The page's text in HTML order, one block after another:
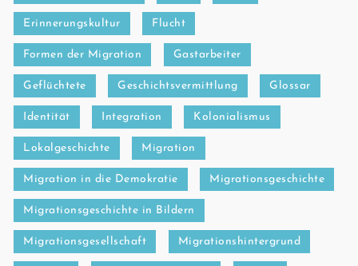
Erinnerungskultur Flucht
Formen der Migration Gastarbeiter
Geflüchtete Geschichtsvermittlung Glossar
Identität Integration Kolonialismus
Lokalgeschichte Migration
Migration in die Demokratie Migrationsgeschichte
Migrationsgeschichte in Bildern
Migrationsgesellschaft Migrationshintergrund